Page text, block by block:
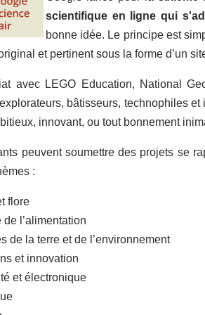
scientifique en ligne qui
bonne idée. Le principe est
et pertinent sous la forme d’un
avec LEGO Education, National
bâtisseurs, technophiles
innovant, ou tout bonnement
peuvent soumettre des projets se
:
flore
de l’alimentation
de la terre et de l’environnement
et innovation
et électronique